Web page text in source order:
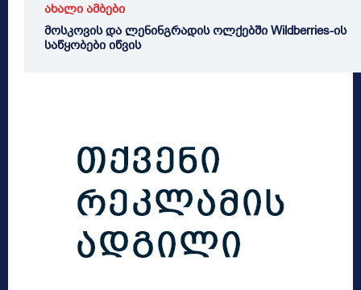
ახალი ამბები
მოსკოვის და ლენინგრადის ოლქებში Wildberries-ის
საწყობები იწვის